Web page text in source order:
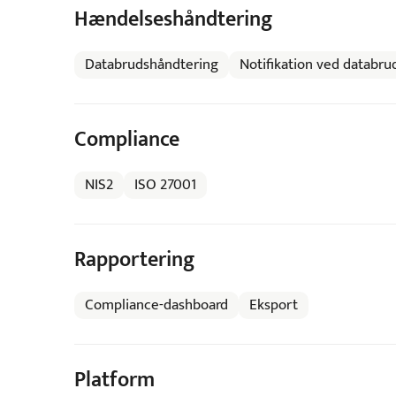
Hændelseshåndtering
Databrudshåndtering Notifikation ved
Compliance
NIS2 ISO 27001
Rapportering
Compliance-dashboard Eksport
Platform